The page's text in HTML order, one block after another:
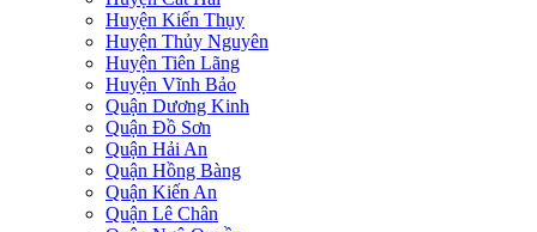
Huyện Kiến Thụy
Huyện Thủy Nguyên
Huyện Tiên Lãng
Huyện Vĩnh Bảo
Quận Dương Kinh
Quận Đồ Sơn
Quận Hải An
Quận Hồng Bàng
Quận Kiến An
Quận Lê Chân